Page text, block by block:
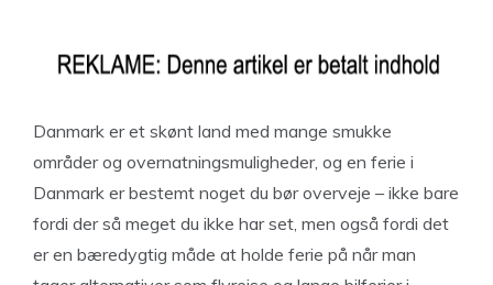
Danmark er et skønt land med mange smukke
områder og overnatningsmuligheder, og en ferie i
Danmark er bestemt noget du bør overveje – ikke bare
fordi der så meget du ikke har set, men også fordi det
er en bæredygtig måde at holde ferie på når man